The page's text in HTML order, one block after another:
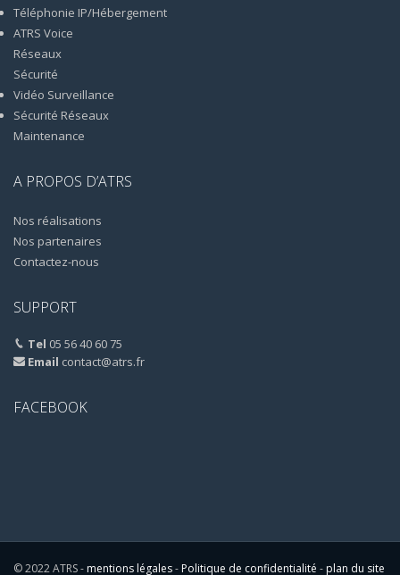
Téléphonie IP/Hébergement
ATRS Voice
Réseaux
Sécurité
Vidéo Surveillance
Sécurité Réseaux
Maintenance
A PROPOS D’ATRS
Nos réalisations
Nos partenaires
Contactez-nous
SUPPORT
Tel 05 56 40 60 75
Email contact@atrs.fr
FACEBOOK
© 2022 ATRS - mentions légales- Politique de confidentialité - plan du site